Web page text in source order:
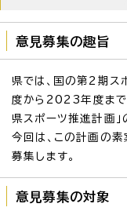
意見募集の趣旨
県では、国の第2期
度から2023年度まで
県スポーツ推進計画」
今回は、この計画の
募集します。
意見募集の対象